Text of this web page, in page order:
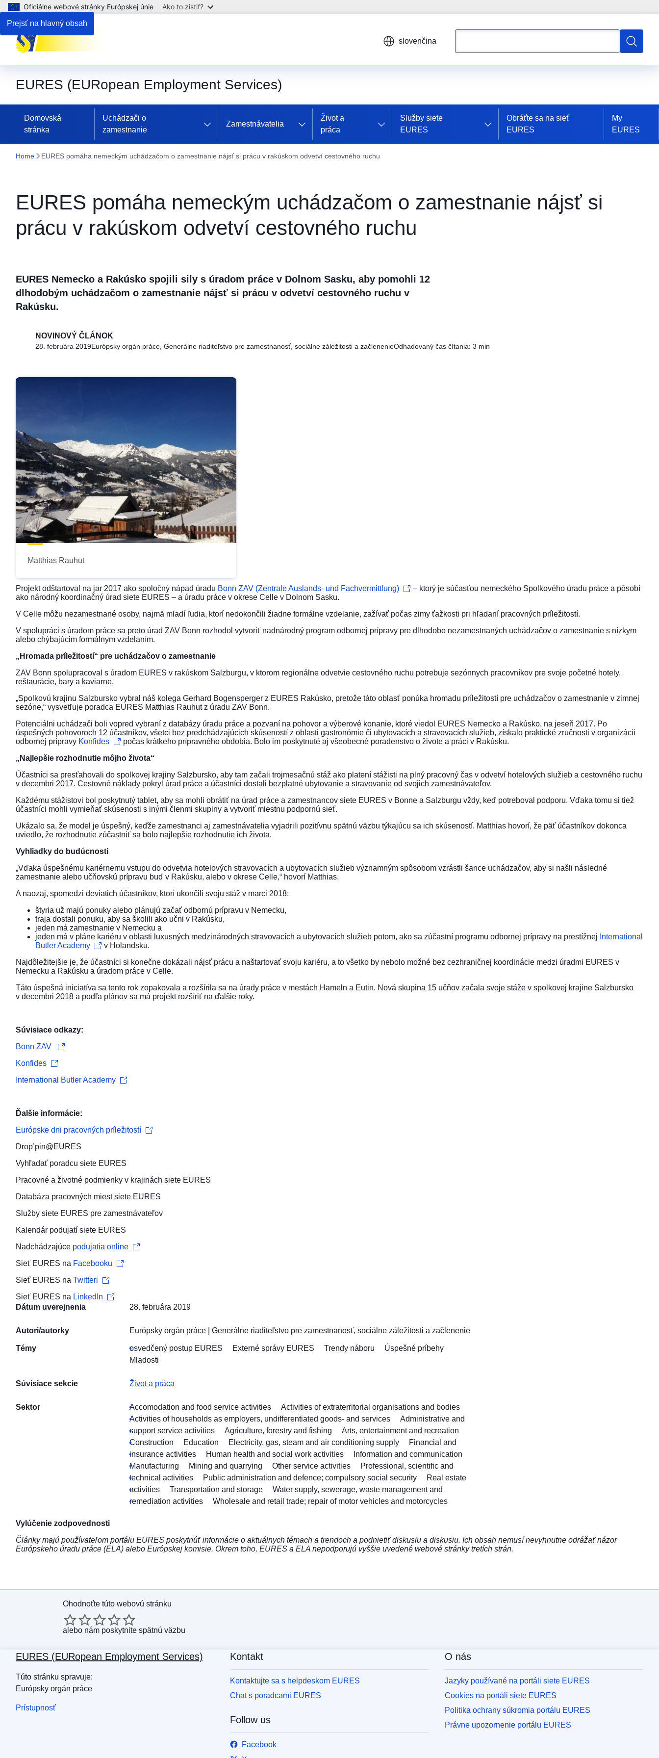
Prejsť na hlavný obsah
Oficiálne webové stránky Európskej únie Ako to zistiť?
slovenčina
EURES (EURopean Employment Services)
Domovská
stránka
Uchádzači o
zamestnanie
Zamestnávatelia
Život a
práca
Služby siete
EURES
Obráťte sa na sieť
EURES
My
EURES
Home EURES pomáha nemeckým uchádzačom o zamestnanie nájsť si prácu v rakúskom odvetví cestovného ruchu
EURES pomáha nemeckým uchádzačom o zamestnanie nájsť si
prácu v rakúskom odvetví cestovného ruchu
EURES Nemecko a Rakúsko spojili sily s úradom práce v Dolnom Sasku, aby pomohli 12
dlhodobým uchádzačom o zamestnanie nájsť si prácu v odvetví cestovného ruchu v
Rakúsku.
NOVINOVÝ ČLÁNOK
28. februára 2019Európsky orgán práce, Generálne riaditeľstvo pre zamestnanosť, sociálne záležitosti a začlenenieOdhadovaný čas čítania: 3 min
Matthias Rauhut
Projekt odštartoval na jar 2017 ako spoločný nápad úradu Bonn ZAV (Zentrale Auslands- und Fachvermittlung)
– ktorý je súčasťou nemeckého Spolkového úradu práce a pôsobí
ako národný koordinačný úrad siete EURES – a úradu práce v okrese Celle v Dolnom Sasku.
V Celle môžu nezamestnané osoby, najmä mladí ľudia, ktorí nedokončili žiadne formálne vzdelanie, zažívať počas zimy ťažkosti pri hľadaní pracovných príležitostí.
V spolupráci s úradom práce sa preto úrad ZAV Bonn rozhodol vytvoriť nadnárodný program odbornej prípravy pre dlhodobo nezamestnaných uchádzačov o zamestnanie s nízkym
alebo chýbajúcim formálnym vzdelaním.
„Hromada príležitostí“ pre uchádzačov o zamestnanie
ZAV Bonn spolupracoval s úradom EURES v rakúskom Salzburgu, v ktorom regionálne odvetvie cestovného ruchu potrebuje sezónnych pracovníkov pre svoje početné hotely,
reštaurácie, bary a kaviarne.
„Spolkovú krajinu Salzbursko vybral náš kolega Gerhard Bogensperger z EURES Rakúsko, pretože táto oblasť ponúka hromadu príležitostí pre uchádzačov o zamestnanie v zimnej
sezóne,“ vysvetľuje poradca EURES Matthias Rauhut z úradu ZAV Bonn.
Potenciálni uchádzači boli vopred vybraní z databázy úradu práce a pozvaní na pohovor a výberové konanie, ktoré viedol EURES Nemecko a Rakúsko, na jeseň 2017. Po
úspešných pohovoroch 12 účastníkov, všetci bez predchádzajúcich skúseností z oblasti gastronómie či ubytovacích a stravovacích služieb, získalo praktické zručnosti v organizácii
odbornej prípravy Konfides
počas krátkeho prípravného obdobia. Bolo im poskytnuté aj všeobecné poradenstvo o živote a práci v Rakúsku.
„Najlepšie rozhodnutie môjho života“
Účastníci sa presťahovali do spolkovej krajiny Salzbursko, aby tam začali trojmesačnú stáž ako platení stážisti na plný pracovný čas v odvetví hotelových služieb a cestovného ruchu
v decembri 2017. Cestovné náklady pokryl úrad práce a účastníci dostali bezplatné ubytovanie a stravovanie od svojich zamestnávateľov.
Každému stážistovi bol poskytnutý tablet, aby sa mohli obrátiť na úrad práce a zamestnancov siete EURES v Bonne a Salzburgu vždy, keď potreboval podporu. Vďaka tomu si tiež
účastníci mohli vymieňať skúsenosti s inými členmi skupiny a vytvoriť miestnu podpornú sieť.
Ukázalo sa, že model je úspešný, keďže zamestnanci aj zamestnávatelia vyjadrili pozitívnu spätnú väzbu týkajúcu sa ich skúseností. Matthias hovorí, že päť účastníkov dokonca
uviedlo, že rozhodnutie zúčastniť sa bolo najlepšie rozhodnutie ich života.
Vyhliadky do budúcnosti
„Vďaka úspešnému kariérnemu vstupu do odvetvia hotelových stravovacích a ubytovacích služieb významným spôsobom vzrástli šance uchádzačov, aby si našli následné
zamestnanie alebo učňovskú prípravu buď v Rakúsku, alebo v okrese Celle,“ hovorí Matthias.
A naozaj, spomedzi deviatich účastníkov, ktorí ukončili svoju stáž v marci 2018:
štyria už majú ponuky alebo plánujú začať odbornú prípravu v Nemecku,
traja dostali ponuku, aby sa školili ako učni v Rakúsku,
jeden má zamestnanie v Nemecku a
jeden má v pláne kariéru v oblasti luxusných medzinárodných stravovacích a ubytovacích služieb potom, ako sa zúčastní programu odbornej prípravy na prestížnej International
Butler Academy
v Holandsku.
Najdôležitejšie je, že účastníci si konečne dokázali nájsť prácu a naštartovať svoju kariéru, a to všetko by nebolo možné bez cezhraničnej koordinácie medzi úradmi EURES v
Nemecku a Rakúsku a úradom práce v Celle.
Táto úspešná iniciatíva sa tento rok zopakovala a rozšírila sa na úrady práce v mestách Hameln a Eutin. Nová skupina 15 učňov začala svoje stáže v spolkovej krajine Salzbursko
v decembri 2018 a podľa plánov sa má projekt rozšíriť na ďalšie roky.
Súvisiace odkazy:
Bonn ZAV
Konfides
International Butler Academy
Ďalšie informácie:
Európske dni pracovných príležitostí
Drop’pin@EURES
Vyhľadať poradcu siete EURES
Pracovné a životné podmienky v krajinách siete EURES
Databáza pracovných miestsiete EURES
Služby siete EURES pre zamestnávateľov
Kalendár podujatí siete EURES
Nadchádzajúce podujatia online
Sieť EURES na Facebooku
Sieť EURES na Twitteri
Sieť EURES na LinkedIn
Dátum uverejnenia
28. februára 2019
Autori/autorky Európsky orgán práce Generálne riaditeľstvo pre zamestnanosť, sociálne záležitosti a začlenenie
Témy osvedčený postup EURES Externé správy EURES Trendy náboru
Úspešné príbehy
Mladosti
Súvisiace sekcie Život a práca
Sektor Accomodation and food service activities
Activities of extraterritorial organisations and bodies
Activities of households as employers, undifferentiated goods- and services
Administrative and
support service activities
Agriculture, forestry and fishing
Arts, entertainment and recreation
Construction
Education Electricity, gas, steam and air conditioning supply
Financial and
insurance activities
Human health and social work activities
Information and communication
Manufacturing
Mining and quarrying Other service activities
Professional, scientific and
technical activities
Public administration and defence; compulsory social security
Real estate
activities
Transportation and storage
Water supply, sewerage, waste management and
remediation activities
Wholesale and retail trade; repair of motor vehicles and motorcycles
Vylúčenie zodpovednosti
Články majú používateľom portálu EURES poskytnúť informácie o aktuálnych témach a trendoch a podnietiť diskusiu a diskusiu. Ich obsah nemusí nevyhnutne odrážať názor
Európskeho úradu práce (ELA) alebo Európskej komisie. Okrem toho, EURES a ELA nepodporujú vyššie uvedené webové stránky tretích strán.
Ohodnoťte túto webovú stránku
alebo nám poskytnite spätnú väzbu
EURES (EURopean Employment Services)
Túto stránku spravuje:
Európsky orgán práce
Prístupnosť
Kontakt
Kontaktujte sa s helpdeskom EURES
Chat s poradcami EURES
Follow us
Facebook
O nás
Jazyky používané na portáli siete EURES
Cookies na portáli siete EURES
Politika ochrany súkromia portálu EURES
Právne upozornenie portálu EURES